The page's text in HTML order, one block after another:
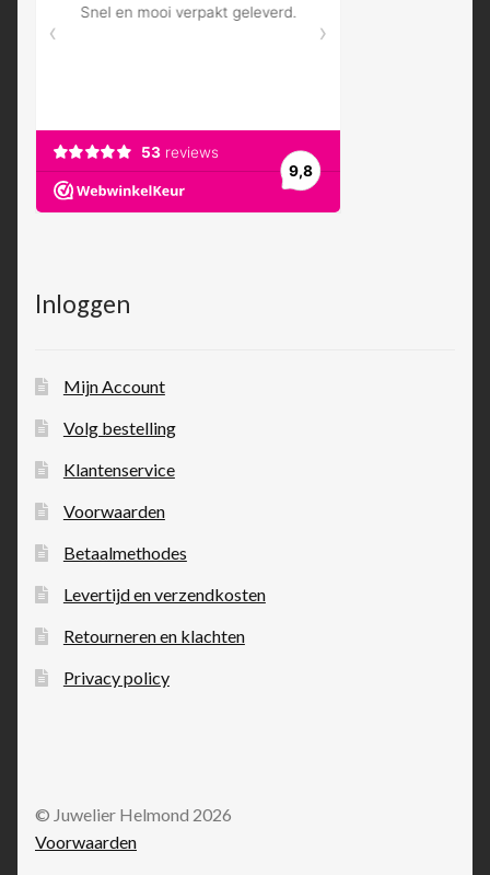
Inloggen
Mijn Account
Volg bestelling
Klantenservice
Voorwaarden
Betaalmethodes
Levertijd en verzendkosten
Retourneren en klachten
Privacy policy
© Juwelier Helmond 2026
Voorwaarden